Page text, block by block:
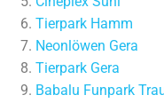
Tierpark Hamm
Neonlöwen Gera
Tierpark Gera
Babalu Funpark